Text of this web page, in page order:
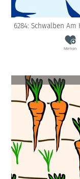
6284: Schwalben Am
Merken